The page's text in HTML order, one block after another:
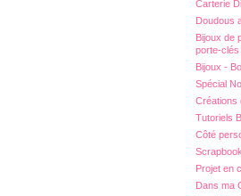
Carterie
Doudous
Bijoux de
porte-clés
Bijoux -
Spécial
Créations
Tutoriels
Côté
Projet en
Dans ma